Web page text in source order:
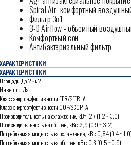
Spiral Air -комфортный
Фильтр 3в1
3-D Airflow - обьемный
Комфортный сон
Антибактериальный фильтр
ХАРАКТЕРИСТИКИ
ХАРАКТЕРИСТИКИ
Площадь: До 25м2
Инвертор: Да
Класс энергоэффективности EER/SEER: А
Класс энергоэффективности COP/SCOP: А
Производительность на охлаждение, кВт: 2,7 (1,2 ~ 3,0)
Производительность на обогрев, кВт: 2,9 (0,9 ~ 3,2)
Потребляемая мощность на охлаждение, кВт: 0,84 (0,4 ~ 1,0)
Потребляемая мощность на обогрев, кВт: 0,8 (0,5 ~ 0,9)